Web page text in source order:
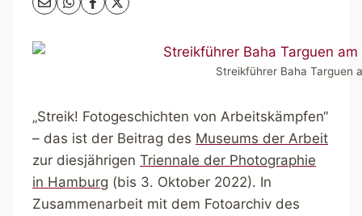
Streikführer Baha Targuen
„Streik! Fotogeschichten von Arbeitskämpfen“
– das ist der Beitrag des Museums der Arbeit
zur diesjährigen Triennale der Photographie
in Hamburg (bis 3. Oktober 2022). In
Zusammenarbeit mit dem Fotoarchiv des